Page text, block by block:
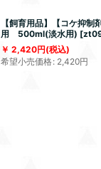
【飼育用品】【コケ抑
用 500ml(淡水用) [
2,420円(税込)
希望小売価格: 2,420円